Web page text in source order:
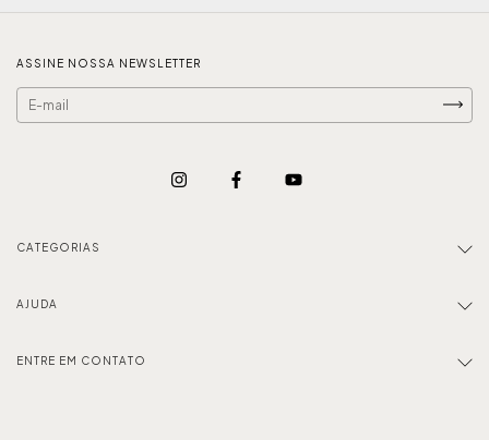
ASSINE NOSSA NEWSLETTER
CATEGORIAS
AJUDA
ENTRE EM CONTATO